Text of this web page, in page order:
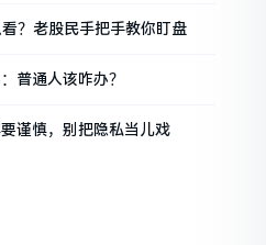
？老股民手把手教你盯盘
普通人该咋办？
谨慎，别把隐私当儿戏